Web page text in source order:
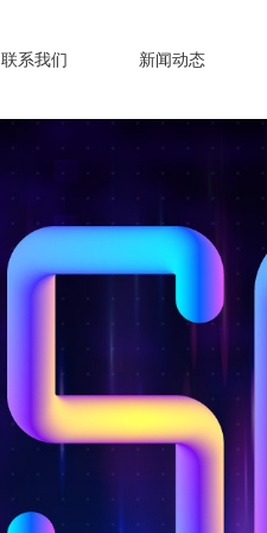
联系我们 新闻动态